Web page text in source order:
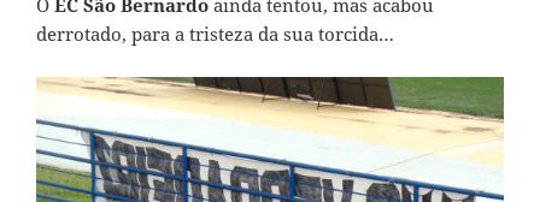
O EC São Bernardo ainda tentou, mas acabou
derrotado, para a tristeza da sua torcida…